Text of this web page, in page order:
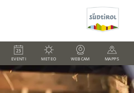
EVENTI METEO WEBCAM MAPPS